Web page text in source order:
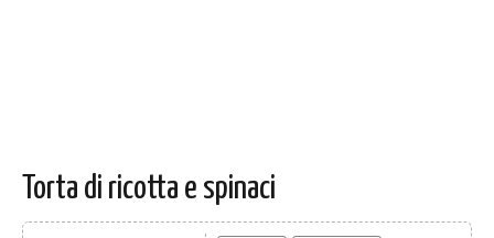
Torta di ricotta e spinaci